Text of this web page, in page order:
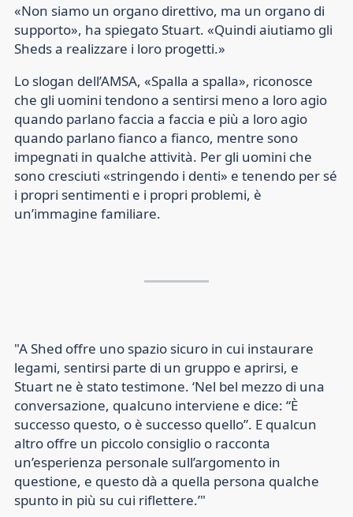
«Non siamo un organo direttivo, ma un organo di
supporto», ha spiegato Stuart. «Quindi aiutiamo gli
Sheds a realizzare i loro progetti.»
Lo slogan dell’AMSA, «Spalla a spalla», riconosce
che gli uomini tendono a sentirsi meno a loro agio
quando parlano faccia a faccia e più a loro agio
quando parlano fianco a fianco, mentre sono
impegnati in qualche attività. Per gli uomini che
sono cresciuti «stringendo i denti» e tenendo per sé
i propri sentimenti e i propri problemi, è
un’immagine familiare.
"A Shed offre uno spazio sicuro in cui instaurare
legami, sentirsi parte di un gruppo e aprirsi, e
Stuart ne è stato testimone. ‘Nel bel mezzo di una
conversazione, qualcuno interviene e dice: “È
successo questo, o è successo quello”. E qualcun
altro offre un piccolo consiglio o racconta
un’esperienza personale sull’argomento in
questione, e questo dà a quella persona qualche
spunto in più su cui riflettere.’"